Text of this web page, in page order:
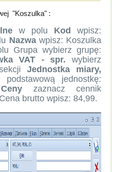
"Koszulka" :
w polu Kod wpisz:
Nazwawpisz: Koszulka
Grupa wybierz grupę:
VAT - spr. wybierz
Jednostka miary,
jednostkę:
Ceny zaznacz cennik
brutto wpisz: 84,99.